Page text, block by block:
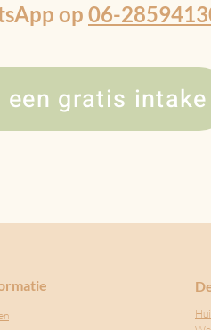
op 06-
een gratis intake